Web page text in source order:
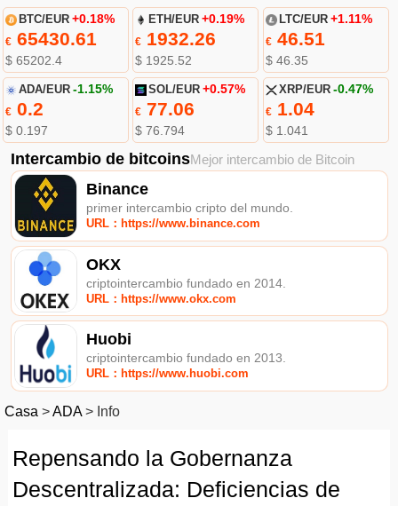
BTC/EUR +0.18%
€65430.61
$ 65202.4
ETH/EUR +0.19%
€ 1932.26
$ 1925.52
LTC/EUR +1.11%
€46.51
$ 46.35
ADA/EUR -1.15%
€0.2
$ 0.197
SOL/EUR +0.57%
€ 77.06
$ 76.794
XRP/EUR -0.47%
€1.04
$ 1.041
Intercambio de bitcoinsMejor intercambio de Bitcoin
Binance
primer intercambio cripto del mundo.
URL：https://www.binance.com
OKX
criptointercambio fundado en 2014.
URL：https://www.okx.com
Huobi
criptointercambio fundado en 2013.
URL：https://www.huobi.com
Casa >ADA> Info
Repensando la Gobernanza
Descentralizada: Deficiencias de